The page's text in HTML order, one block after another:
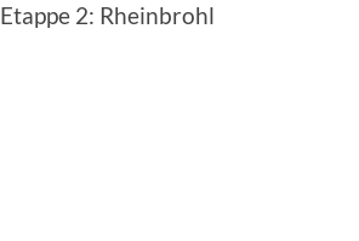
Etappe 2: Rheinbrohl